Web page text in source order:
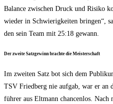
Balan­ce zwi­schen Druck und Risi­ko
wie­der in Schwie­rig­kei­ten brin­gen“,
den sein Team mit 25:18 gewann.
Der zwei­te Satz­ge­winn brach­te die Meisterschaft
Im zwei­ten Satz bot sich dem
TSV Fried­berg nie auf­gab, war er an
füh­rer aus Elt­mann chan­cen­los.